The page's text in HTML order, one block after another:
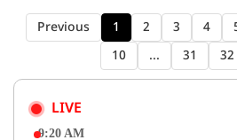
भरपूर मात्रा में होते हैं। साथ ही इसमें
जैसे पोषक तत्व पाए जाते हैं।
Previous 1 2 3 4
10
... 31 32
LIVE
9:20 AM